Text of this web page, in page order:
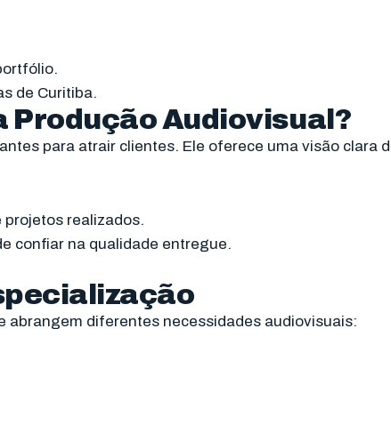
de Curitiba.
Produção Audiovisual?
para atrair clientes. Ele oferece uma visão clara
projetos realizados.
confiar na qualidade entregue.
abrangem diferentes necessidades audiovisuais: